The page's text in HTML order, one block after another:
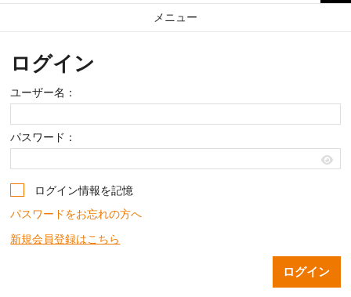
メニュー
ログイン
ユーザー名：
パスワード：
ログイン情報を記憶
パスワードをお忘れの方へ
新規会員登録はこちら